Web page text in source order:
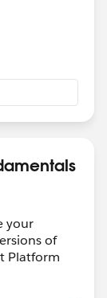
your
of
Platform